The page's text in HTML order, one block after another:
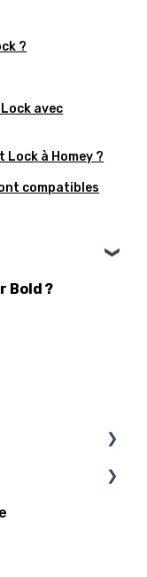
?
avec
à Homey ?
compatibles
Bold ?